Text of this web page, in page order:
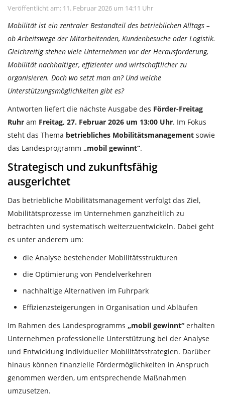
Veröffentlicht am: 11. Februar 2026 um 14:11 Uhr
Mobilität ist ein zentraler Bestandteil des betrieblichen Alltags –
ob Arbeitswege der Mitarbeitenden, Kundenbesuche oder Logistik.
Gleichzeitig stehen viele Unternehmen vor der Herausforderung,
Mobilität nachhaltiger, effizienter und wirtschaftlicher zu
organisieren. Doch wo setzt man an? Und welche
Unterstützungsmöglichkeiten gibt es?
Antworten liefert die nächste Ausgabe des Förder-Freitag
Ruhr am Freitag, 27. Februar 2026 um 13:00 Uhr. Im Fokus
steht das Thema betriebliches Mobilitätsmanagement sowie
das Landesprogramm „mobil gewinnt“.
Strategisch und zukunftsfähig
ausgerichtet
Das betriebliche Mobilitätsmanagement verfolgt das Ziel,
Mobilitätsprozesse im Unternehmen ganzheitlich zu
betrachten und systematisch weiterzuentwickeln. Dabei geht
es unter anderem um:
die Analyse bestehender Mobilitätsstrukturen
die Optimierung von Pendelverkehren
nachhaltige Alternativen im Fuhrpark
Effizienzsteigerungen in Organisation und Abläufen
Im Rahmen des Landesprogramms „mobil gewinnt“ erhalten
Unternehmen professionelle Unterstützung bei der Analyse
und Entwicklung individueller Mobilitätsstrategien. Darüber
hinaus können finanzielle Fördermöglichkeiten in Anspruch
genommen werden, um entsprechende Maßnahmen
umzusetzen.